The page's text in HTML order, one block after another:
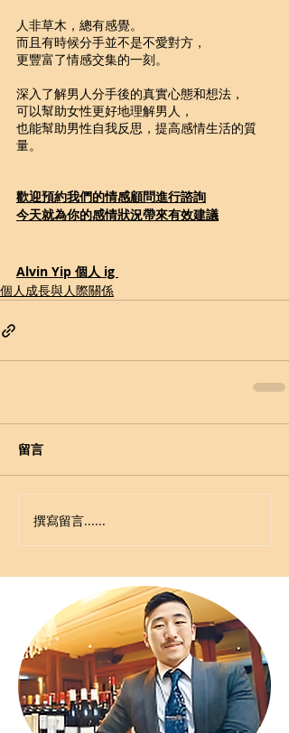
人非草木，總有感覺。
而且有時候分手並不是不愛對方，
更豐富了情感交集的一刻。
深入了解男人分手後的真實心態和想法，
可以幫助女性更好地理解男人，
也能幫助男性自我反思，提高感情生活的質
量。
歡迎預約我們的情感顧問進行諮詢
今天就為你的感情狀況帶來有效建議
Alvin Yip 個人 ig
個人成長與人際關係
留言
撰寫留言......